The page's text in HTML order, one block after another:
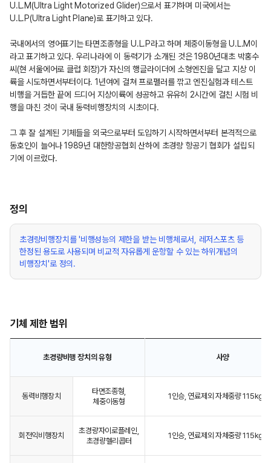
U.L.M(Ultra Light Motorized Glider)으로서 표기하며 미국에서는
U.L.P(Ultra Light Plane)로 표기하고 있다.
국내에서의 영어표기는 타면조종형을 U.L.P라고 하며 체중이동형을 U.L.M이
라고 표기하고 있다. 우리나라에 이 동력기가 소개된 것은 1980년대초 박홍수
씨(현 서울에어로 클럽 회장)가 자신의 행글라이더에 소형엔진을 달고 지상 이
륙을 시도하면서부터이다. 1년여에 걸쳐 프로펠러를 깎고 엔진실험과 테스트
비행을 거듭한 끝에 드디어 지상이륙에 성공하고 유유히 2시간에 걸친 시험 비
행을 마친 것이 국내 동력비행장치의 시초이다.
그 후 잘 설계된 기체들을 외국으로부터 도입하기 시작하면서부터 본격적으로
동호인이 늘어나 1989년 대한항공협회 산하에 초경량 항공기 협회가 설립되
기에 이르렀다.
정의
초경량비행장치를 '비행성능의 제한을 받는 비행체로서, 레저스포츠 등
한정된 용도로 사용되며 비교적 자유롭게 운항할 수 있는 하위개념의
비행장치'로 정의.
기체 제한 범위
초경량비행 장치의 유형 사양
동력비행장치
타면조종형,
체중이동형
1인승, 연료제외 자체중량 115kg
회전익비행장치
초경량자이로플레인,
초경량헬리콥터
1인승, 연료제외 자체중량 115kg